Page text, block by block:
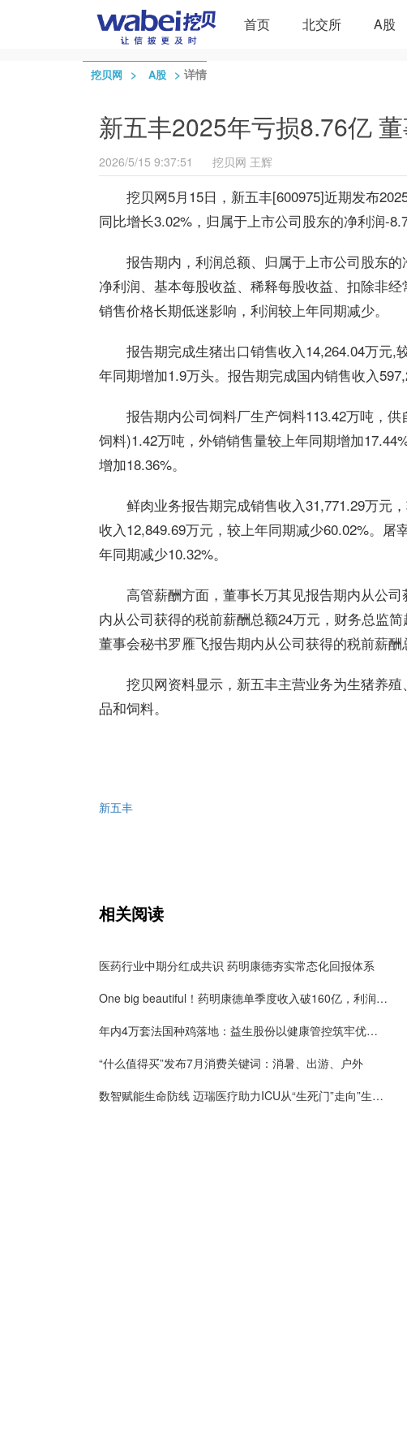
首页 北交所 A股
挖贝网 > A股 > 详情
新五丰2025年亏损8.76亿
2026/5/15 9:37:51 挖贝网 王辉
挖贝网5月15日，新五丰[600975]近期发布
同比增长3.02%，归属于上市公司股东的净利润-
报告期内，利润总额、归属于上市公司股东
净利润、基本每股收益、稀释每股收益、扣除非
销售价格长期低迷影响，利润较上年同期减少。
报告期完成生猪出口销售收入14,264.04万元,
年同期增加1.9万头。报告期完成国内销售收入
报告期内公司饲料厂生产饲料113.42万吨，
饲料)1.42万吨，外销销售量较上年同期增加
增加18.36%。
鲜肉业务报告期完成销售收入31,771.29万元
收入12,849.69万元，较上年同期减少60.02%。
年同期减少10.32%。
高管薪酬方面，董事长万其见报告期内从公
内从公司获得的税前薪酬总额24万元，财务总监
董事会秘书罗雁飞报告期内从公司获得的税前薪酬
挖贝网资料显示，新五丰主营业务为生猪养
品和饲料。
新五丰
相关阅读
医药行业中期分红成共识 药明康德夯实常态化回报体系
One big beautiful！药明康德单季度收入破160亿，利润率首超40%
年内4万套法国种鸡落地：益生股份以健康管控筑牢优质种源竞争壁垒
“什么值得买”发布7月消费关键词：消暑、出游、户外
数智赋能生命防线 迈瑞医疗助力ICU从“生死门”走向”生命中枢”